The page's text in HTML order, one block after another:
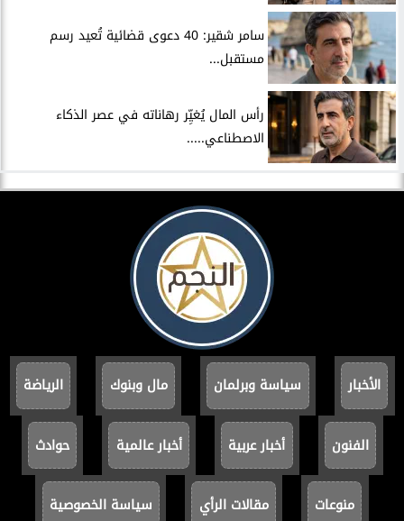
سامر شقير: 40 دعوى قضائية تُعيد رسم
مستقبل...
رأس المال يُغيِّر رهاناته في عصر الذكاء
الاصطناعي.....
الأخبار سياسة وبرلمان مال وبنوك الرياضة
الفنون أخبار عربية أخبار عالمية حوادث
منوعات مقالات الرأي سياسة الخصوصية